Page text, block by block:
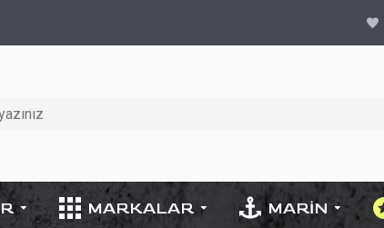
MARKALAR MARIN